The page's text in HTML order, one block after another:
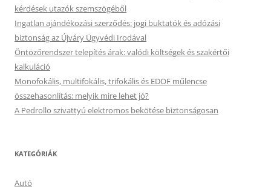
kérdések utazók szemszögéből
Ingatlan ajándékozási szerződés: jogi buktatók és adózási
biztonság az Újváry Ügyvédi Irodával
Öntözőrendszer telepítés árak: valódi költségek és szakértői
kalkuláció
Monofokális, multifokális, trifokális és EDOF műlencse
összehasonlítás: melyik mire lehet jó?
A Pedrollo szivattyú elektromos bekötése biztonságosan
KATEGÓRIÁK
Autó